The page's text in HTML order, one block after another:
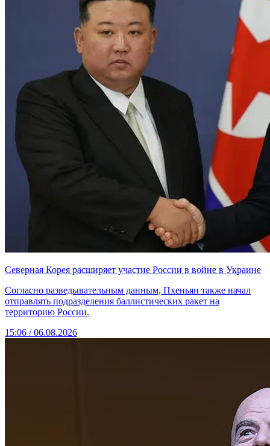
Северная Корея расширяет участие России в войне в Украине
Согласно разведывательным данным, Пхеньян также начал
отправлять подразделения баллистических ракет на
территорию России.
15:06 / 06.08.2026